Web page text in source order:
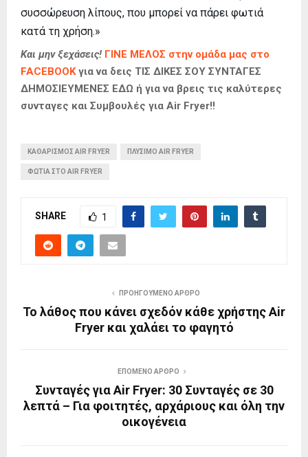
συσσώρευση λίπους, που μπορεί να πάρει φωτιά
κατά τη χρήση.»
Και μην ξεχάσεις! ΓΙΝΕ ΜΕΛΟΣ στην ομάδα μας στο
FACEBOOKγια να δεις ΤΙΣ ΔΙΚΕΣ ΣΟΥ ΣΥΝΤΑΓΕΣ
ΔΗΜΟΣΙΕΥΜΕΝΕΣ ΕΔΩ ή για να βρεις τις καλύτερες
συνταγες και Συμβουλές για Air Fryer!!
ΚΑΘΑΡΙΣΜΌΣ AIR FRYER ΠΛΎΣΙΜΟ AIR FRYER
ΦΩΤΙΆ ΣΤΟ AIR FRYER
SHARE 1
ΠΡΟΗΓΟΎΜΕΝΟ ΆΡΘΡΟ
Το λάθος που κάνει σχεδόν κάθε χρήστης Air
Fryer και χαλάει το φαγητό
ΕΠΌΜΕΝΟ ΆΡΘΡΟ
Συνταγές για Air Fryer: 30 Συνταγές σε 30
λεπτά – Για φοιτητές, αρχάριους και όλη την
οικογένεια